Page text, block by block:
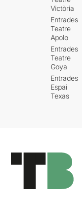
Victòria
Entrades
Teatre
Apolo
Entrades
Teatre
Goya
Entrades
Espai
Texas